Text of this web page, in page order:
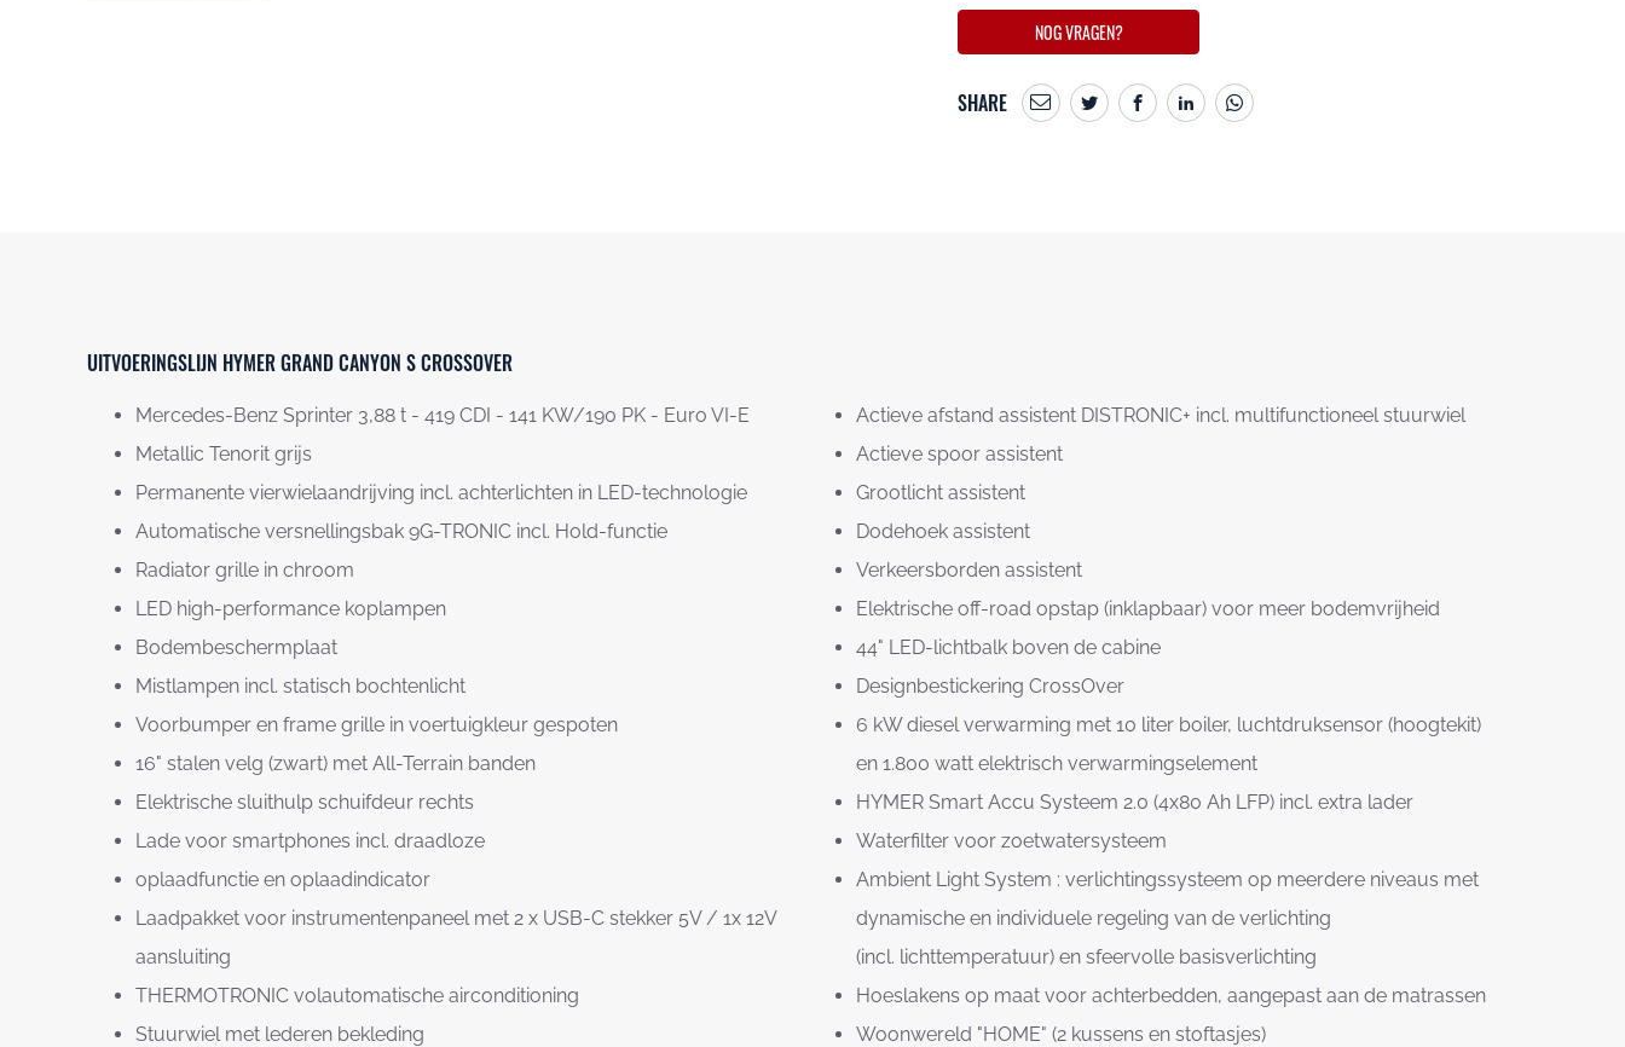
NOG VRAGEN?
SHARE
UITVOERINGSLIJN HYMER GRAND CANYON S CROSSOVER
Mercedes-Benz Sprinter 3,88 t - 419 CDI - 141 KW/190 PK - Euro VI-E
Metallic Tenorit grijs
Permanente vierwielaandrijving incl. achterlichten in LED-technologie
Automatische versnellingsbak 9G-TRONIC incl. Hold-functie
Radiator grille in chroom
LED high-performance koplampen
Bodembeschermplaat
Mistlampen incl. statisch bochtenlicht
Voorbumper en frame grille in voertuigkleur gespoten
16" stalen velg (zwart) met All-Terrain banden
Elektrische sluithulp schuifdeur rechts
Lade voor smartphones incl. draadloze
oplaadfunctie en oplaadindicator
Laadpakket voor instrumentenpaneel met 2 x USB-C stekker 5V / 1x 12V
aansluiting
THERMOTRONIC volautomatische airconditioning
Stuurwiel met lederen bekleding
Actieve afstand assistent DISTRONIC+ incl. multifunctioneel stuurwiel
Actieve spoor assistent
Grootlicht assistent
Dodehoek assistent
Verkeersborden assistent
Elektrische off-road opstap (inklapbaar) voor meer bodemvrijheid
44" LED-lichtbalk boven de cabine
Designbestickering CrossOver
6 kW diesel verwarming met 10 liter boiler, luchtdruksensor (hoogtekit)
en 1.800 watt elektrisch verwarmingselement
HYMER Smart Accu Systeem 2.0 (4x80 Ah LFP) incl. extra lader
Waterfilter voor zoetwatersysteem
Ambient Light System : verlichtingssysteem op meerdere niveaus met
dynamische en individuele regeling van de verlichting
(incl. lichttemperatuur) en sfeervolle basisverlichting
Hoeslakens op maat voor achterbedden, aangepast aan de matrassen
Woonwereld "HOME" (2 kussens en stoftasjes)